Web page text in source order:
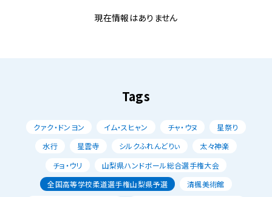
現在情報はありません
Tags
クァク・ドンヨン イム・スヒャン チャ・ウヌ
星祭り
水行
星雲寺 シルクふれんどりぃ
太々神楽
チョ・ウリ
山梨県ハンドボール総合選手権大会
全国高等学校柔道選手権山梨県予選
清楓美術館